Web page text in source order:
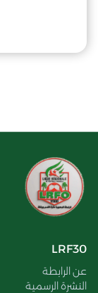
LRF30
عن الرابطة
النشرة الرسمية